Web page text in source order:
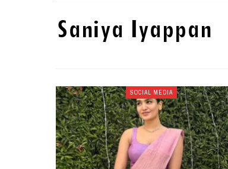
Saniya Iyappan
SOCIAL MEDIA